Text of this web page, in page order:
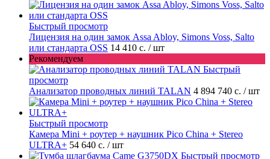
Быстрый просмотр
Лицензия на один замок Assa Abloy, Simons Voss, Salto
или стандарта OSS 14 410 с. / шт
Рекомендуем
Быстрый
просмотр
Анализатор проводных линий TALAN 4 894 740 с. / шт
Быстрый просмотр
Камера Mini + роутер + наушник Pico China + Stereo
ULTRA+ 54 640 с. / шт
Быстрый просмотр